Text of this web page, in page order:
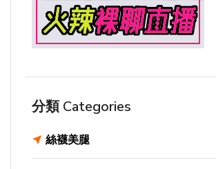
分類 Categories
絲襪美腿